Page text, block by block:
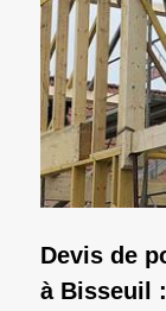
Devis de
à Bisseuil